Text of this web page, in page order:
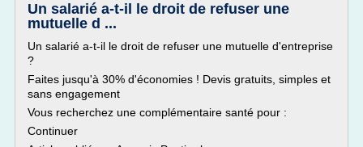
Un salarié a-t-il le droit de refuser une
mutuelle d ...
Un salarié a-t-il le droit de refuser une mutuelle d'entreprise
?
Faites jusqu'à 30% d'économies ! Devis gratuits, simples et
sans engagement
Vous recherchez une complémentaire santé pour :
Continuer